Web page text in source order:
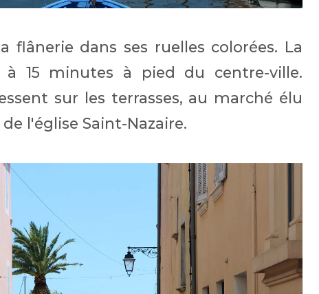
dans ses ruelles colorées. La
15 minutes à pied du centre-ville.
sur les terrasses, au marché élu
l'église Saint-Nazaire.